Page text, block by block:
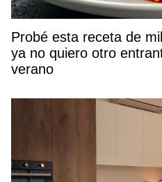
Probé esta receta de
ya no quiero otro
verano